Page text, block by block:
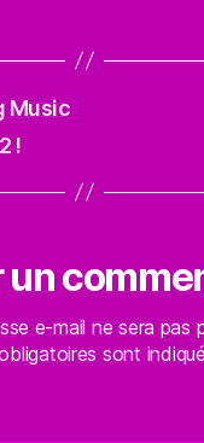
Music
!
un
e-mail ne sera pas
sont